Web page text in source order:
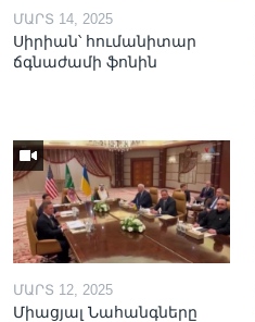
ՄԱՐՏ 14, 2025
Սիրիան՝ հումանիտար
ճգնաժամի ֆոնին
ՄԱՐՏ 12, 2025
Միացյալ Նահանգները